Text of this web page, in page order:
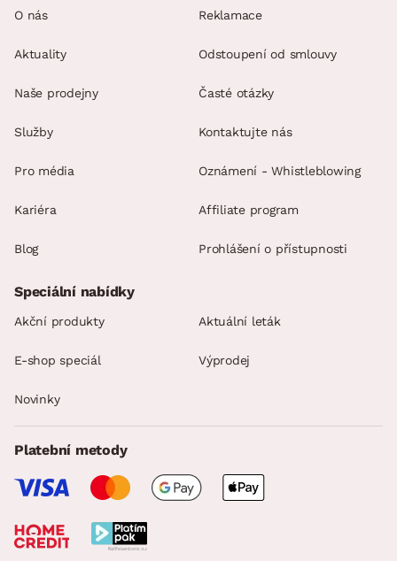
O nás
Aktuality
Naše prodejny
Služby
Pro média
Kariéra
Blog
Reklamace
Odstoupení od smlouvy
Časté otázky
Kontaktujte nás
Oznámení - Whistleblowing
Affiliate program
Prohlášení o přístupnosti
Speciální nabídky
Akční produkty Aktuální leták
E-shop speciál Výprodej
Novinky
Platební metody